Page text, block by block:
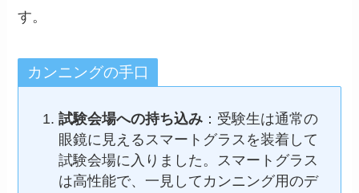
す。
カンニングの手口
試験会場への持ち込み：受験生は通常の
眼鏡に見えるスマートグラスを装着して
試験会場に入りました。スマートグラス
は高性能で、一見してカンニング用のデ